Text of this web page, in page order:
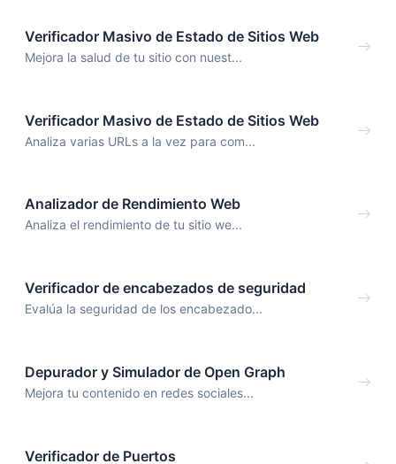
Verificador Masivo de Estado de Sitios Web
Mejora la salud de tu sitio con nuest...
Verificador Masivo de Estado de Sitios Web
Analiza varias URLs a la vez para com...
Analizador de Rendimiento Web
Analiza el rendimiento de tu sitio we...
Verificador de encabezados de seguridad
Evalúa la seguridad de los encabezado...
Depurador y Simulador de Open Graph
Mejora tu contenido en redes sociales...
Verificador de Puertos